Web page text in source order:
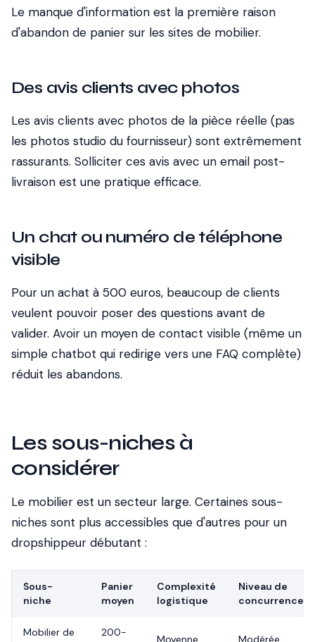
Le manque d'information est la première raison
d'abandon de panier sur les sites de mobilier.
Des avis clients avec photos
Les avis clients avec photos de la pièce réelle (pas
les photos studio du fournisseur) sont extrêmement
rassurants. Solliciter ces avis avec un email post-
livraison est une pratique efficace.
Un chat ou numéro de téléphone
visible
Pour un achat à 500 euros, beaucoup de clients
veulent pouvoir poser des questions avant de
valider. Avoir un moyen de contact visible (même un
simple chatbot qui redirige vers une FAQ complète)
réduit les abandons.
Les sous-niches à
considérer
Le mobilier est un secteur large. Certaines sous-
niches sont plus accessibles que d'autres pour un
dropshippeur débutant :
Sous-
niche
Panier
moyen
Complexité
logistique
Niveau de
concurrence
Mobilier de
200-
Moyenne Modérée